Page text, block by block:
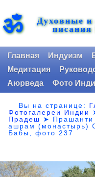
ॐ Духовные
писания
Главная Индуизм
Медитация
Аюрведа
Фото
Вы на странице:
Фотогалереи Индии
Прадеш ➤
ашрам (монастырь)
Бабы, фото 237